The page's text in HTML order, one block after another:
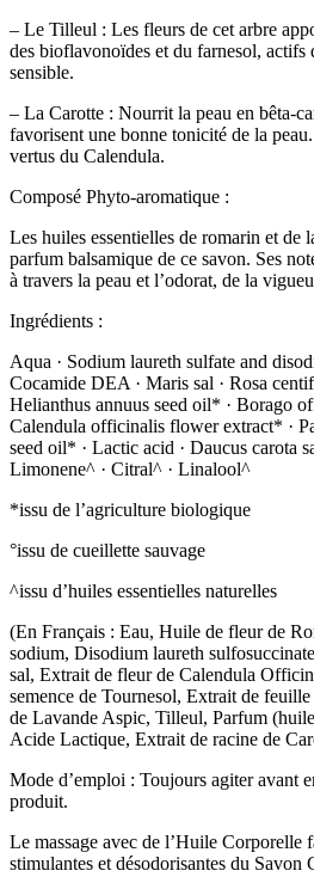
– Le Tilleul : Les fleurs de cet arbre
des bioflavonoïdes et du farnesol, actifs
sensible.
– La Carotte : Nourrit la peau en bêta-
favorisent une bonne tonicité de la
vertus du Calendula.
Composé Phyto-aromatique :
Les huiles essentielles de romarin et de
parfum balsamique de ce savon. Ses
à travers la peau et l’odorat, de la
Ingrédients :
Aqua · Sodium laureth sulfate and
Cocamide DEA · Maris sal · Rosa
Helianthus annuus seed oil* · Borago
Calendula officinalis flower extract* ·
seed oil* · Lactic acid · Daucus carota
Limonene^ · Citral^ · Linalool^
*issu de l’agriculture biologique
°issu de cueillette sauvage
^issu d’huiles essentielles naturelles
(En Français : Eau, Huile de fleur de
sodium, Disodium laureth
sal, Extrait de fleur de Calendula
semence de Tournesol, Extrait de
de Lavande Aspic, Tilleul, Parfum
Acide Lactique, Extrait de racine de
Mode d’emploi : Toujours agiter avant
produit.
Le massage avec de l’Huile Corporelle
stimulantes et désodorisantes du Savon